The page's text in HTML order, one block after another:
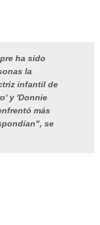
ha sido
la
infantil de
y 'Donnie
más
se